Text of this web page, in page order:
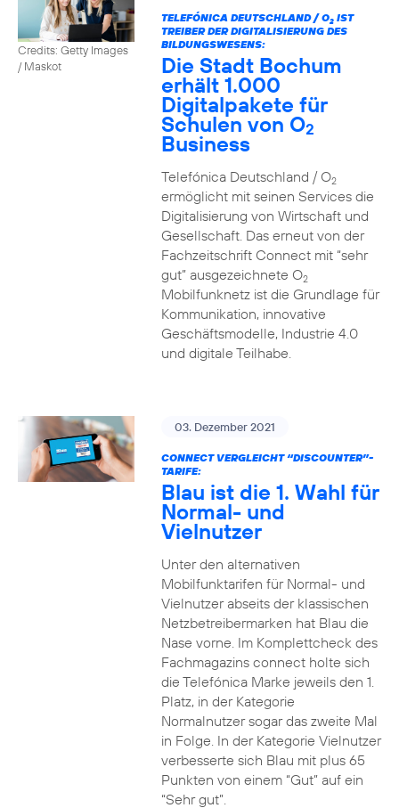
Credits: Getty Images
/ Maskot
TELEFÓNICA DEUTSCHLAND / O2IST
TREIBER DER DIGITALISIERUNG DES
BILDUNGSWESENS:
Die Stadt Bochum
erhält 1.000
Digitalpakete für
Schulen von O2
Business
Telefónica Deutschland / O2
ermöglicht mit seinen Services die
Digitalisierung von Wirtschaft und
Gesellschaft. Das erneut von der
Fachzeitschrift Connect mit “sehr
gut” ausgezeichnete O2
Mobilfunknetz ist die Grundlage für
Kommunikation, innovative
Geschäftsmodelle, Industrie 4.0
und digitale Teilhabe.
03. Dezember 2021
CONNECT VERGLEICHT “DISCOUNTER”-
TARIFE:
Blau ist die 1. Wahl für
Normal- und
Vielnutzer
Unter den alternativen
Mobilfunktarifen für Normal- und
Vielnutzer abseits der klassischen
Netzbetreibermarken hat Blau die
Nase vorne. Im Komplettcheck des
Fachmagazins connect holte sich
die Telefónica Marke jeweils den 1.
Platz, in der Kategorie
Normalnutzer sogar das zweite Mal
in Folge. In der Kategorie Vielnutzer
verbesserte sich Blau mit plus 65
Punkten von einem “Gut” auf ein
“Sehr gut”.